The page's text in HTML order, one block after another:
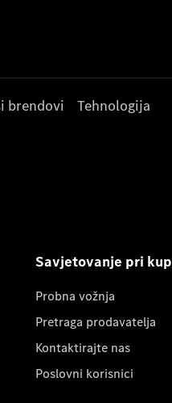
brendovi Tehnologija
Savjetovanje pri
Probna vožnja
Pretraga prodavatelja
Kontaktirajte nas
Poslovni korisnici